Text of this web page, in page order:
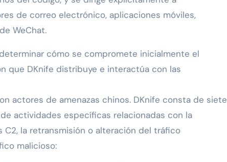
de correo electrónico, aplicaciones móviles,
WeChat.
cómo se compromete inicialmente el
que DKnife distribuye e interactúa con las
actores de amenazas chinos. DKnife consta de siete
actividades específicas relacionadas con la
la retransmisión o alteración del tráfico
malicioso: